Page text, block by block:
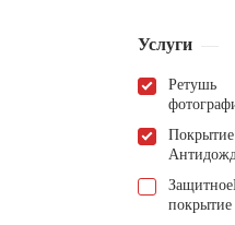
Услуги
Ретушь
Покрытие
Защитное
покрытие